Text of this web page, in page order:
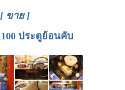
[ ขาย ]
ประตูย้อนคับ